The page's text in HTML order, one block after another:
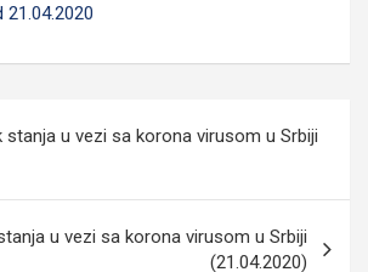
21.04.2020
stanja u vezi sa korona virusom u Srbiji
u vezi sa korona virusom u Srbiji
(21.04.2020)